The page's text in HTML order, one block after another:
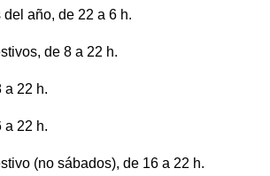
del año, de 22 a 6 h.
de 8 a 22 h.
a 22 h.
a 22 h.
(no sábados), de 16 a 22 h.